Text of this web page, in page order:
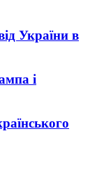
України в
і